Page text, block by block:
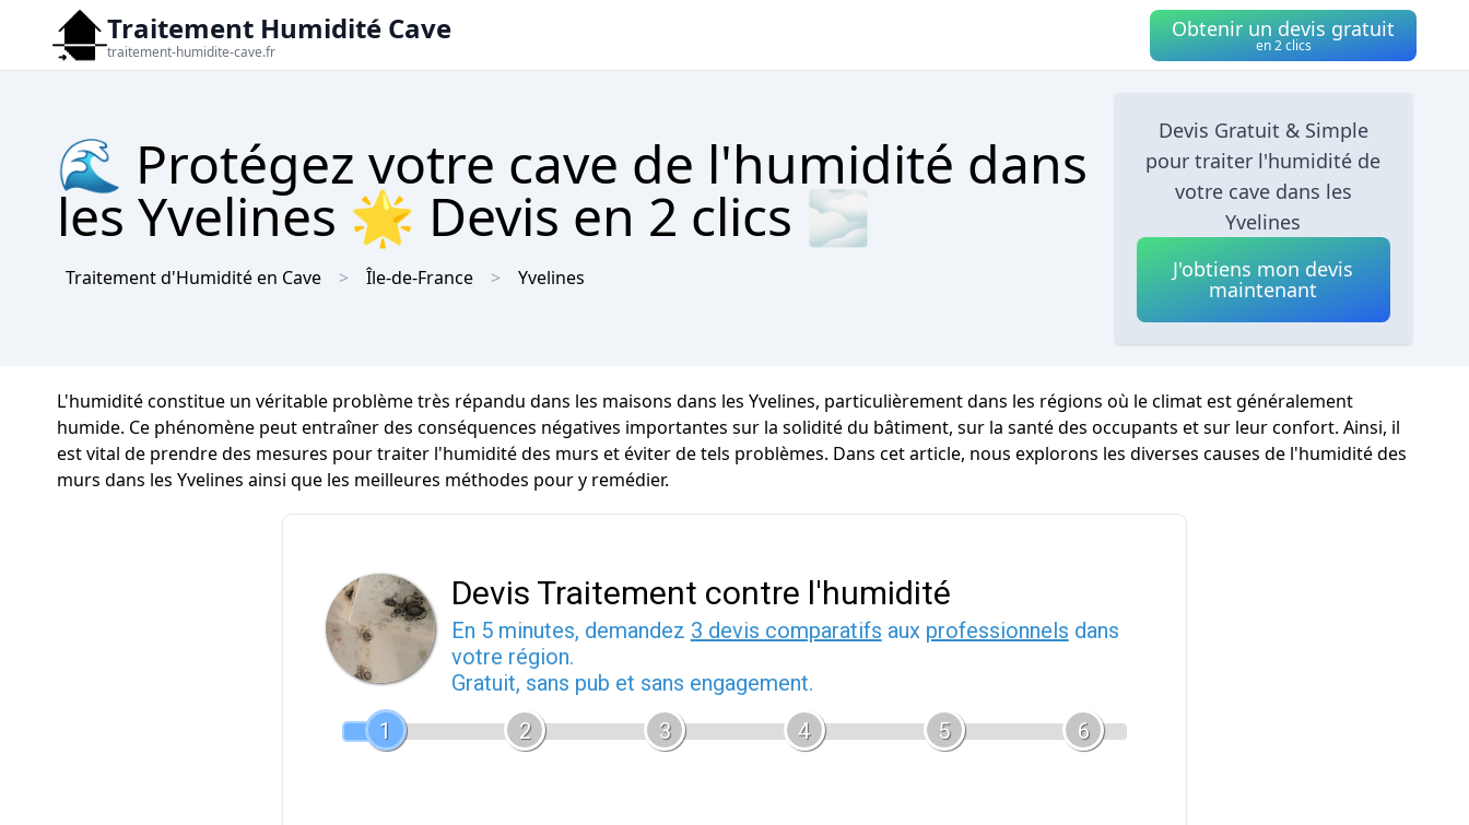
Traitement Humidité Cave
traitement-humidite-cave.fr
Obtenir un devis gratuit
en 2 clics
🌊 Protégez votre cave de l'humidité dans
les Yvelines 🌟 Devis en 2 clics 🌫
Traitement d'Humidité en Cave Île-de-France Yvelines
Devis Gratuit & Simple
pour traiter l'humidité de
votre cave dans les
Yvelines
J'obtiens mon devis
maintenant
L'humidité constitue un véritable problème très répandu dans les maisons dans les Yvelines, particulièrement dans les régions où le climat est généralement
humide. Ce phénomène peut entraîner des conséquences négatives importantes sur la solidité du bâtiment, sur la santé des occupants et sur leur confort. Ainsi, il
est vital de prendre des mesures pour traiter l'humidité des murs et éviter de tels problèmes. Dans cet article, nous explorons les diverses causes de l'humidité des
murs dans les Yvelines ainsi que les meilleures méthodes pour y remédier.
Devis Traitement contre l'humidité
En 5 minutes, demandez 3 devis comparatifs aux professionnels dans
votre région.
Gratuit, sans pub et sans engagement.
1
2 3 4 5 6